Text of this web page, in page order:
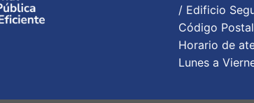
/ Edificio
Código
Horario de
Lunes a